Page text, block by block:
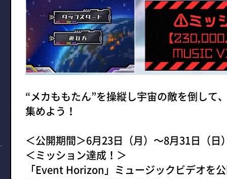
“メカももたん”を操縦し宇宙の敵を倒して
集めよう！
＜公開期間＞6月23日（月）〜8月31日（日
＜ミッション達成！＞
「Event Horizon」ミュージックビデオを